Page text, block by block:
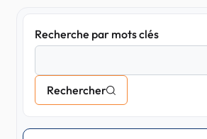
Recherche par mots clés
Rechercher